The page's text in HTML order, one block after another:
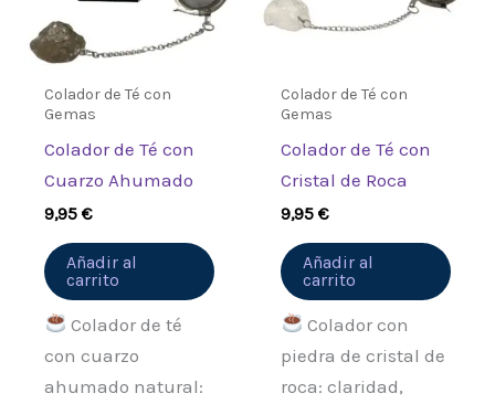
Colador de Té con
Gemas
Colador de Té con
Cuarzo Ahumado
9,95€
Añadir al
carrito
Colador de té
con cuarzo
ahumado natural:
Colador de Té con
Gemas
Colador de Té con
Cristal de Roca
9,95€
Añadir al
carrito
Colador con
piedra de cristal de
roca: claridad,